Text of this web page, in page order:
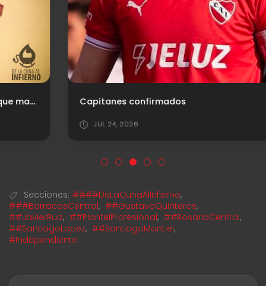
Capitanes confirmados
Secciones: ####DeLaCunaAlInfierno,
###BarracasCentral, ##GustavoQuinteros,
##JavierRuiz, ##PlantelProfesional, ##RosarioCentral,
##SantiagoLopez, ##SantiagoMontiel,
#Independiente